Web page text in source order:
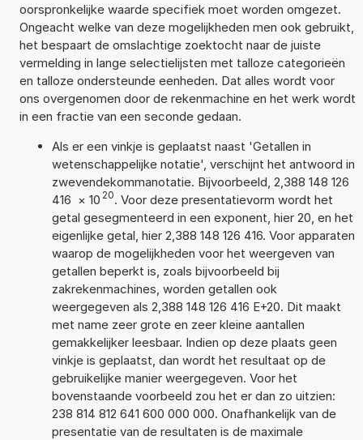
oorspronkelijke waarde specifiek moet worden omgezet.
Ongeacht welke van deze mogelijkheden men ook gebruikt,
het bespaart de omslachtige zoektocht naar de juiste
vermelding in lange selectielijsten met talloze categorieën
en talloze ondersteunde eenheden. Dat alles wordt voor
ons overgenomen door de rekenmachine en het werk wordt
in een fractie van een seconde gedaan.
Als er een vinkje is geplaatst naast 'Getallen in
wetenschappelijke notatie', verschijnt het antwoord in
zwevendekommanotatie. Bijvoorbeeld, 2,388 148 126
416 × 10 20. Voor deze presentatievorm wordt het
getal gesegmenteerd in een exponent, hier 20, en het
eigenlijke getal, hier 2,388 148 126 416. Voor apparaten
waarop de mogelijkheden voor het weergeven van
getallen beperkt is, zoals bijvoorbeeld bij
zakrekenmachines, worden getallen ook
weergegeven als 2,388 148 126 416 E+20. Dit maakt
met name zeer grote en zeer kleine aantallen
gemakkelijker leesbaar. Indien op deze plaats geen
vinkje is geplaatst, dan wordt het resultaat op de
gebruikelijke manier weergegeven. Voor het
bovenstaande voorbeeld zou het er dan zo uitzien:
238 814 812 641 600 000 000. Onafhankelijk van de
presentatie van de resultaten is de maximale